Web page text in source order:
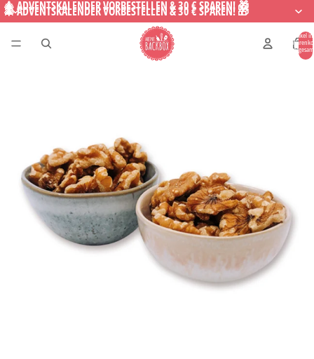
🎄 ADVENTSKALENDER VORBESTELLEN & 30 € SPAREN! 🎁
🎄 ADVENTSKALENDER VORBESTELLEN & 30 € SPAREN! 🎁
Artikel im